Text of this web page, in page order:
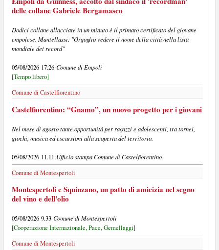
delle collane Gabriele Bergamasco
Dodici collane allacciate in un minuto è il primato certificato del giovane
empolese. Mantellassi: "Orgoglio vedere il nome della città nella lista
mondiale dei record"
05/08/2026 17.26 Comune di Empoli
[Tempo libero]
Comune di Castelfiorentino
Castelfiorentino: “Gnamo”, un nuovo progetto per i giovani
Nel mese di agosto tante opportunità per ragazzi e adolescenti, tra tornei,
giochi, musica ed escursioni alla scoperta del territorio.
05/08/2026 11.11 Ufficio stampa Comune di Castelfiorentino
Comune di Montespertoli
Montespertoli e Squinzano, un patto di amicizia nel segno
del vino e dell'olio
05/08/2026 9.33 Comune di Montespertoli
[Cooperazione Internazionale, Pace, Gemellaggi]
Comune di Montespertoli